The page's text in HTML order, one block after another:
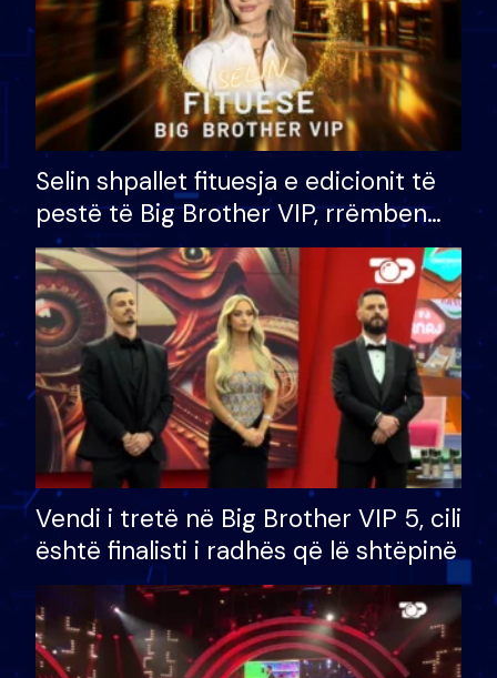
Selin shpallet fituesja e edicionit të
pestë të Big Brother VIP, rrëmben
çmimin e madh prej 100 mijë eurosh
Vendi i tretë në Big Brother VIP 5, cili
është finalisti i radhës që lë shtëpinë